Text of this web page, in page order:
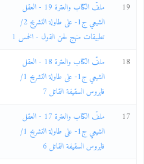
19
ملفّ الكتاب والعترة 19 - العقل
الشيعي ج1- على طاولة التشريح 2/
تطبيقات منهج لحن القول - الخمس 1
18
ملفّ الكتاب والعترة 18 - العقل
الشيعي ج1- على طاولة التشريح 1/
فايروس السقيفة القاتل 7
17
ملفّ الكتاب والعترة 17 - العقل
الشيعي ج1- على طاولة التشريح 1/
فايروس السقيفة القاتل 6